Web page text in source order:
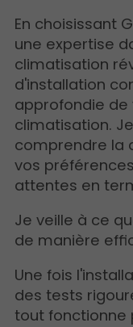
En choisissant
une expertise
climatisation
d'installation
approfondie
climatisation.
comprendre la
vos
attentes en
Je veille à ce
de manière
Une fois
des tests
tout fonctionne